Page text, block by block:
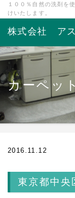
１００％自然の洗剤を
けいたします。
株式会社 ア
カーペッ
2016.11.12
東京都中央